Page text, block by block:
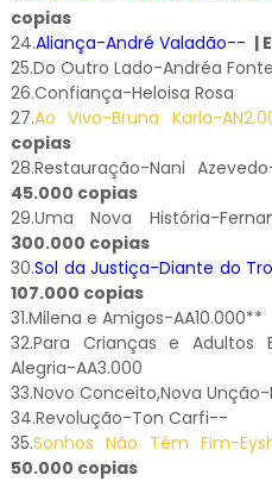
copias
24.Aliança-André Valadão-- |
25.Do Outro Lado-Andréa
26.Confiança-Heloisa Rosa
27.Ao Vivo-Bruna Karla-
copias
28.Restauração-Nani
45.000 copias
29.Uma Nova História-
300.000 copias
30.Sol da Justiça-Diante do
107.000 copias
31.Milena e Amigos-AA10.000**
32.Para Crianças e Adultos
Alegria-AA3.000
33.Novo Conceito,Nova
34.Revolução-Ton Carfi--
35.Sonhos Não Têm Fim-
50.000 copias